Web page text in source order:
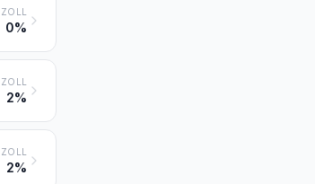
ZOLL
0%
ZOLL
2%
ZOLL
2%